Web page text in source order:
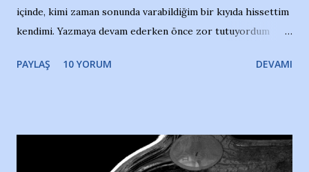
içinde, kimi zaman sonunda varabildiğim bir kıyıda hissettim
kendimi. Yazmaya devam ederken önce zor tutuyordum
Yazımı, ağlayarak bitirebildim ancak…Kendisinin web
Nesrin’in Hikayesi’ne başlıyorum… 1964 Adana Yüzme
havuzunun kenarında 7 yaşında kara kuru bir kız çocuğu
PAYLAŞ 10 YORUM DEVAMI